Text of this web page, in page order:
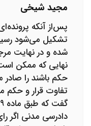
مجید شیخی
پس‌از آنکه
تشکیل می‌شود
شده و در نهایت
نهایی که ممکن
حکم باشند را صادر
تفاوت قرار و حکم
دادرسی مدنی اگر